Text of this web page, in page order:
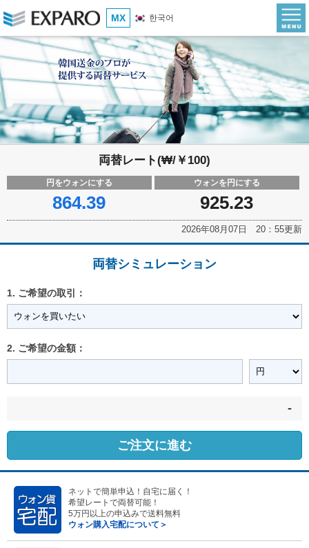
MX 한국어
両替レート(₩/￥100)
円をウォンにする
864.39
ウォンを円にする
925.23
2026年08月07日 20：55更新
両替シミュレーション
1. ご希望の取引：
2. ご希望の金額：
-
ご注文に進む
ネットで簡単申込！自宅に届く！
希望レートで両替可能！
5万円以上の申込みで送料無料
ウォン購入宅配について＞